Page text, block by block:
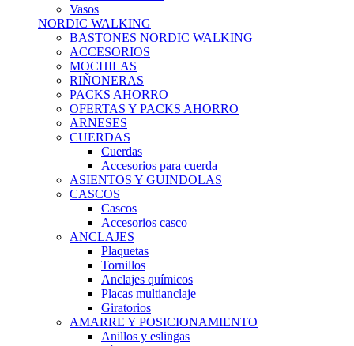
Vasos
NORDIC WALKING
BASTONES NORDIC WALKING
ACCESORIOS
MOCHILAS
RIÑONERAS
PACKS AHORRO
OFERTAS Y PACKS AHORRO
ARNESES
CUERDAS
Cuerdas
Accesorios para cuerda
ASIENTOS Y GUINDOLAS
CASCOS
Cascos
Accesorios casco
ANCLAJES
Plaquetas
Tornillos
Anclajes químicos
Placas multianclaje
Giratorios
AMARRE Y POSICIONAMIENTO
Anillos y eslingas